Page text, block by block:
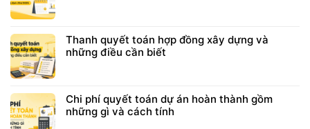
Thanh quyết toán hợp đồng xây dựng và
những điều cần biết
Chi phí quyết toán dự án hoàn thành gồm
những gì và cách tính